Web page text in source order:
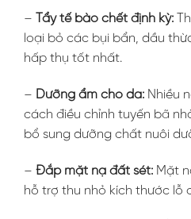
– Tẩy tế bào chết định kỳ:
loại bỏ các bụi bẩn, dầu
hấp thụ tốt nhất.
– Dưỡng ẩm cho da: Nhiều
cách điều chỉnh tuyến bã
bổ sung dưỡng chất nuôi
– Đắp mặt nạ đất sét: Mặt
hỗ trợ thu nhỏ kích thước lỗ